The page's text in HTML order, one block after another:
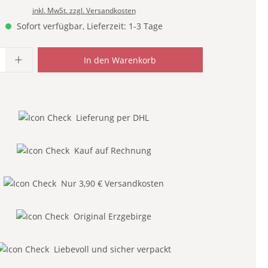
inkl. MwSt. zzgl. Versandkosten
Sofort verfügbar, Lieferzeit: 1-3 Tage
Gib den gewünschten Wert
In den Warenkorb
Lieferung per DHL
Kauf auf Rechnung
Nur 3,90 € Versandkosten
Original Erzgebirge
Liebevoll und sicher verpackt